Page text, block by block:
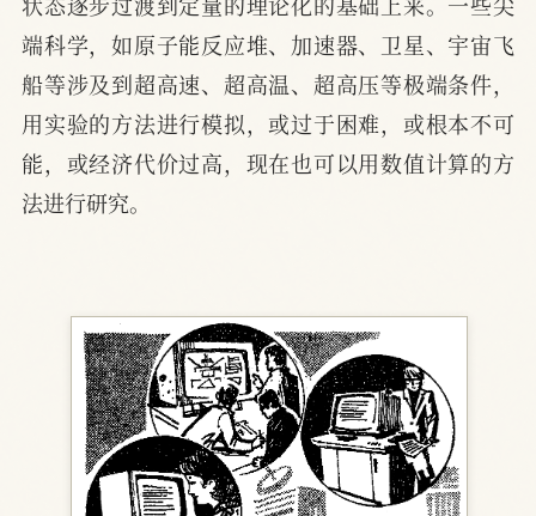
端科学，如原子能反应堆、加速器、卫星、宇宙飞
船等涉及到超高速、超高温、超高压等极端条件，
用实验的方法进行模拟，或过于困难，或根本不可
能，或经济代价过高，现在也可以用数值计算的方
法进行研究。